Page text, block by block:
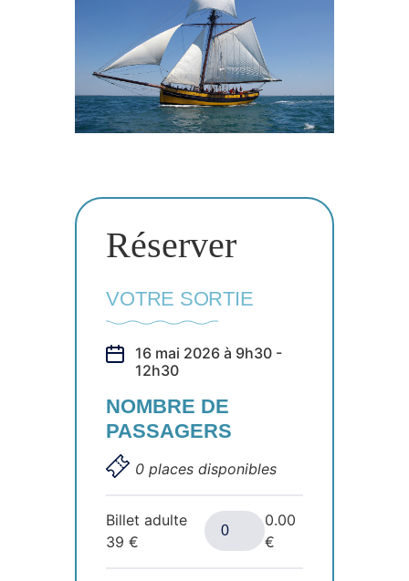
Réserver
VOTRE SORTIE
16 mai 2026 à 9h30 -
12h30
NOMBRE DE
PASSAGERS
0 places disponibles
Billet adulte
39€
0.00
€